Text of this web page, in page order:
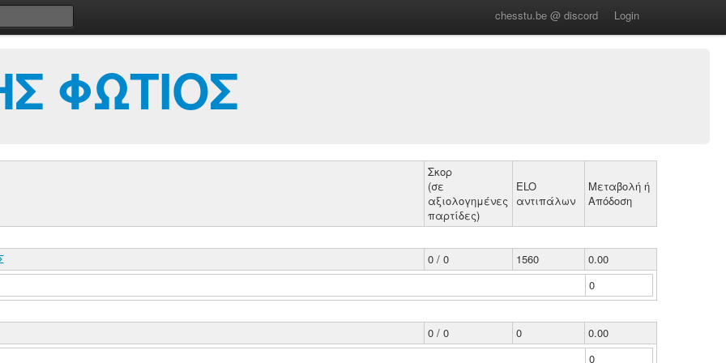
chesstu.be @ discord Login
ΦΩΤΙΟΣ
Σκορ
(σε
αξιολογημένες
παρτίδες)
ELO
αντιπάλων
Μεταβολή ή
Απόδοση
0 / 0 1560
0.00
0
0 / 0 0
0.00
0